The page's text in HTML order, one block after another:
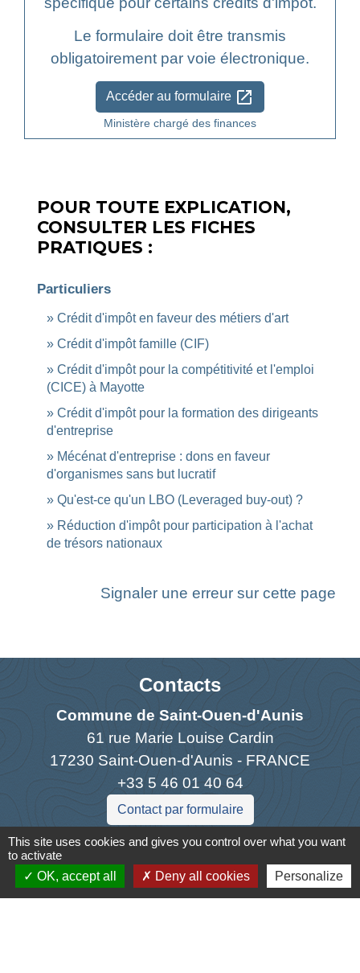
Le formulaire doit être transmis
obligatoirement par voie électronique.
Accéder au formulaire open_in_new
Ministère chargé des finances
POUR TOUTE EXPLICATION,
CONSULTER LES FICHES
PRATIQUES :
Particuliers
Crédit d'impôt en faveur des métiers d'art
Crédit d'impôt famille (CIF)
Crédit d'impôt pour la compétitivité et l'emploi
(CICE) à Mayotte
Crédit d'impôt pour la formation des dirigeants
d'entreprise
Mécénat d'entreprise : dons en faveur
d'organismes sans but lucratif
Qu'est-ce qu'un LBO (Leveraged buy-out) ?
Réduction d'impôt pour participation à l'achat
de trésors nationaux
Signaler une erreur sur cette page
Contacts
Commune de Saint-Ouen-d'Aunis
61 rue Marie Louise Cardin
17230 Saint-Ouen-d'Aunis - FRANCE
+33 5 46 01 40 64
Contact par formulaire
This site uses cookies and gives you control over what you want
to activate
OK, accept all
Deny all cookies Personalize